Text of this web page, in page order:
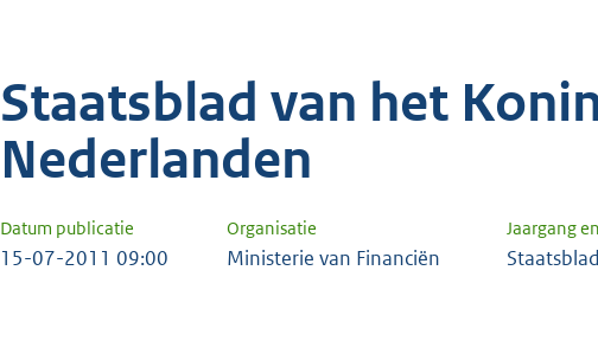
Staatsblad van het
Nederlanden
Datum publicatie Organisatie Jaargang
15-07-2011 09:00 Ministerie van Financiën